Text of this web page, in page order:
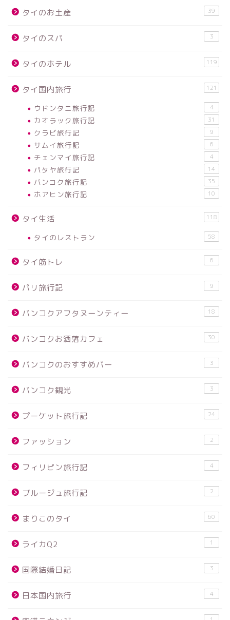
タイのお土産 39
タイのスパ 3
タイのホテル 119
タイ国内旅行 121
ウドンタニ旅行記 4
カオラック旅行記 31
クラビ旅行記 9
サムイ旅行記 6
チェンマイ旅行記 4
パタヤ旅行記 14
バンコク旅行記 35
ホアヒン旅行記 10
タイ生活 118
タイのレストラン 58
タイ筋トレ 6
パリ旅行記 9
バンコクアフタヌーンティー 18
バンコクお洒落カフェ 30
バンコクのおすすめバー 3
バンコク観光 3
プーケット旅行記 24
ファッション 2
フィリピン旅行記 4
ブルージュ旅行記 2
まりこのタイ 60
ライカQ2 1
国際結婚日記 3
日本国内旅行 4